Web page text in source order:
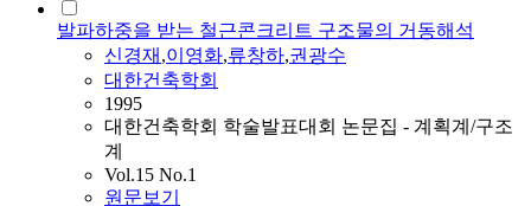
발파하중을 받는 철근콘크리트 구조물의 거동해석
신경재 ,이영화,류창하,권광수
대한건축학회
1995
대한건축학회 학술발표대회 논문집 - 계획계/구조
계
Vol.15 No.1
원문보기